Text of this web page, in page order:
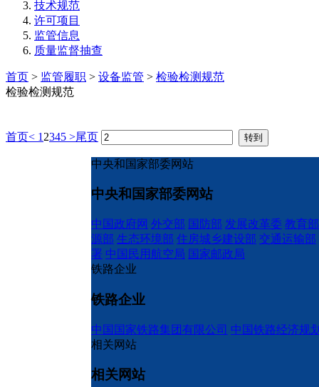
技术规范
许可项目
监管信息
质量监督抽查
首页 > 监管履职 > 设备监管 > 检验检测规范
检验检测规范
首页< 1 2345 >尾页
中央和国家部委网站
中央和国家部委网站
中国政府网 外交部 国防部 发展改革委 教育部
源部 生态环境部 住房城乡建设部 交通运输部
署 中国民用航空局 国家邮政局
铁路企业
铁路企业
中国国家铁路集团有限公司 中国铁路经济规
相关网站
相关网站